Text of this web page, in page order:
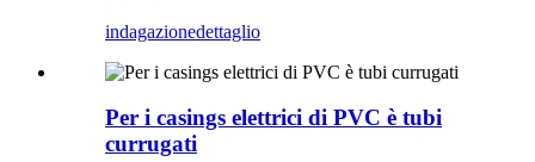
indagazionedettaglio
Per i casings elettrici di PVC è tubi
currugati